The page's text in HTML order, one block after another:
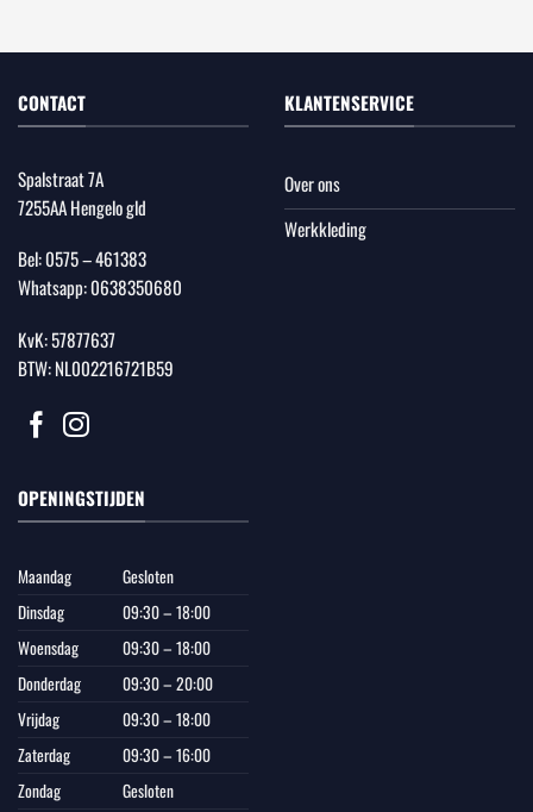
CONTACT
Spalstraat 7A
7255AA Hengelo gld
Bel:0575 – 461383
Whatsapp:0638350680
KvK: 57877637
BTW: NL002216721B59
KLANTENSERVICE
Over ons
Werkkleding
OPENINGSTIJDEN
Maandag
Gesloten
Dinsdag
09:30 – 18:00
Woensdag
09:30 – 18:00
Donderdag
09:30 – 20:00
Vrijdag
09:30 – 18:00
Zaterdag
09:30 – 16:00
Zondag
Gesloten